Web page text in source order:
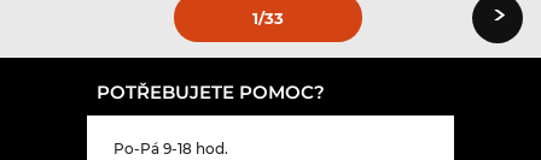
1/33 ›
POTŘEBUJETE POMOC?
Po-Pá 9-18 hod.